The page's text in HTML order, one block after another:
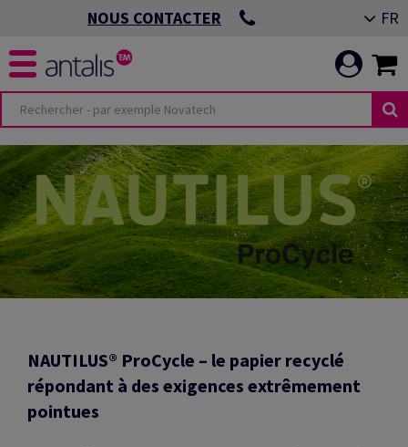
NOUS CONTACTER FR
NAUTILUS® ProCycle – le papier recyclé
répondant à des exigences extrêmement
pointues